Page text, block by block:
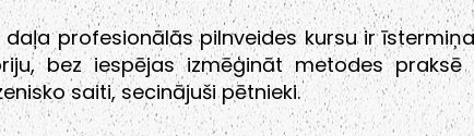
daļa profesionālās pilnveides kursu ir
bez iespējas izmēģināt metodes
saiti, secinājuši pētnieki.